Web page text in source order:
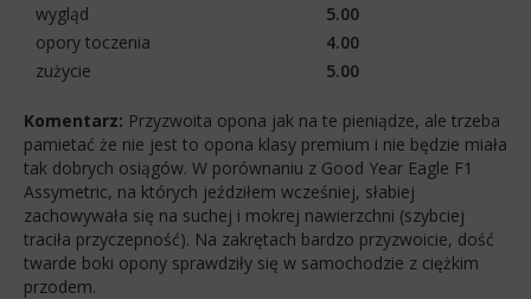
wygląd
5.00
opory toczenia
4.00
zużycie
5.00
Komentarz: Przyzwoita opona jak na te pieniądze, ale trzeba
pamietać że nie jest to opona klasy premium i nie będzie miała
tak dobrych osiągów. W porównaniu z Good Year Eagle F1
Assymetric, na których jeździłem wcześniej, słabiej
zachowywała się na suchej i mokrej nawierzchni (szybciej
traciła przyczepność). Na zakrętach bardzo przyzwoicie, dość
twarde boki opony sprawdziły się w samochodzie z ciężkim
przodem.